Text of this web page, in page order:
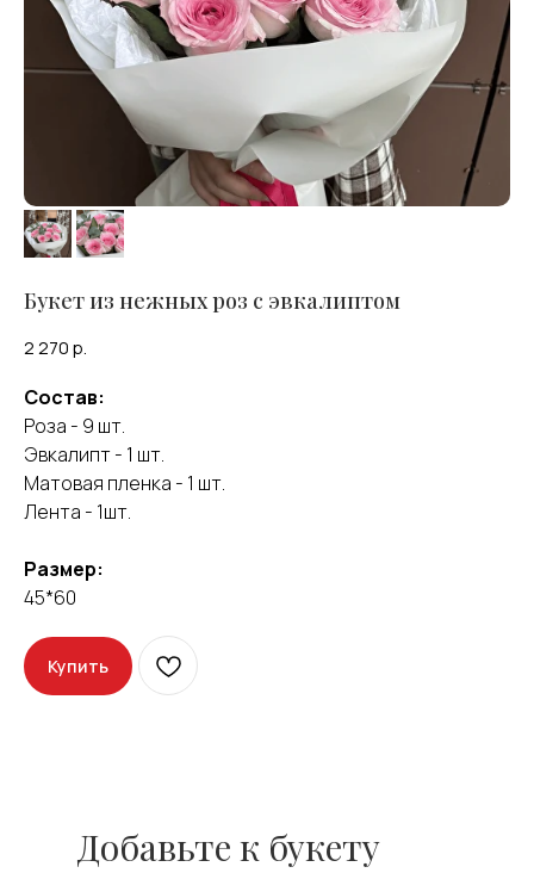
Букет из нежных роз с эвкалиптом
2 270 р.
Состав:
Роза - 9 шт.
Эвкалипт - 1 шт.
Матовая пленка - 1 шт.
Лента - 1шт.
Размер:
45*60
Купить
Добавьте к букету